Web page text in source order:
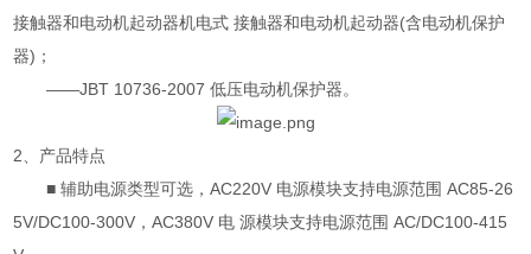
接触器和电动机起动器机电式 接触器和电动机起动器(含电动机保护
器)；
——JBT 10736-2007 低压电动机保护器。
2、产品特点
■ 辅助电源类型可选，AC220V 电源模块支持电源范围 AC85-26
5V/DC100-300V，AC380V 电 源模块支持电源范围 AC/DC100-415